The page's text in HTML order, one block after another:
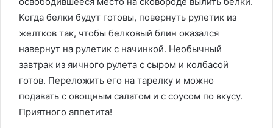
Когда белки будут готовы, повернуть рулетик из
желтков так, чтобы белковый блин оказался
навернут на рулетик с начинкой. Необычный
завтрак из яичного рулета с сыром и колбасой
готов. Переложить его на тарелку и можно
подавать с овощным салатом и с соусом по вкусу.
Приятного аппетита!